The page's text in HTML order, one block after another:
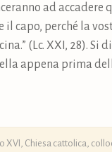
ad accadere
il capo, perché la
(Lc. XXI, 28). Si
appena prima
XVI Chiesa cattolica